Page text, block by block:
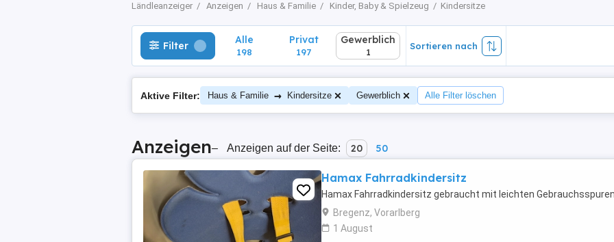
Ländleanzeiger Anzeigen Haus & Familie Kinder, Baby & Spielzeug Kindersitze
Filter Alle
198
Privat
197
Gewerblich
1
Sortieren nach
Aktive Filter: Haus & Familie → Kindersitze Gewerblich Alle Filter löschen
Anzeigen– Anzeigen auf der Seite: 20 50
Hamax Fahrradkindersitz
Hamax Fahrradkindersitz gebraucht mit leichten
Bregenz, Vorarlberg
1 August